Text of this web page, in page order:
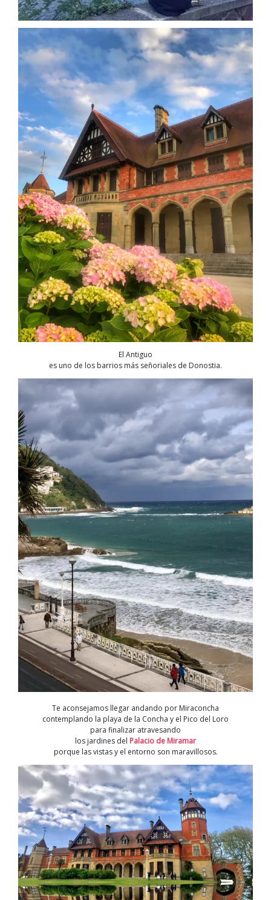
El Antiguo
es uno de los barrios más señoriales de Donostia.
Te aconsejamos llegar andando por Miraconcha
contemplando la playa de la Concha y el Pico del Loro
para finalizar atravesando
los jardines del Palacio de Miramar
porque las vistas y el entorno son maravillosos.